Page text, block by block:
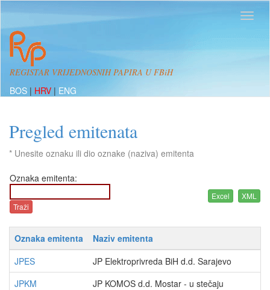
REGISTAR VRIJEDNOSNIH PAPIRA U FBiH
BOS | HRV | ENG
Pregled emitenata
* Unesite oznaku ili dio oznake (naziva) emitenta
Oznaka emitenta:
Oznaka emitenta
Naziv emitenta
JPES
JP Elektroprivreda BiH d.d. Sarajevo
JPKM
JP KOMOS d.d. Mostar - u stečaju